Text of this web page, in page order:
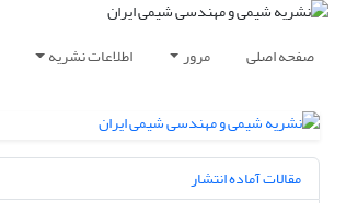
صفحه اصلی مرور اطلاعات نشریه
مقالات آماده انتشار